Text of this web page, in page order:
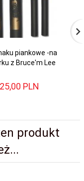
piankowe -na
z Bruce'm Lee
25,00 PLN
produkt